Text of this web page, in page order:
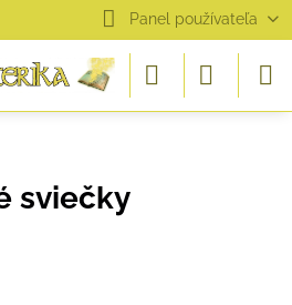
Panel používateľa
sviečky